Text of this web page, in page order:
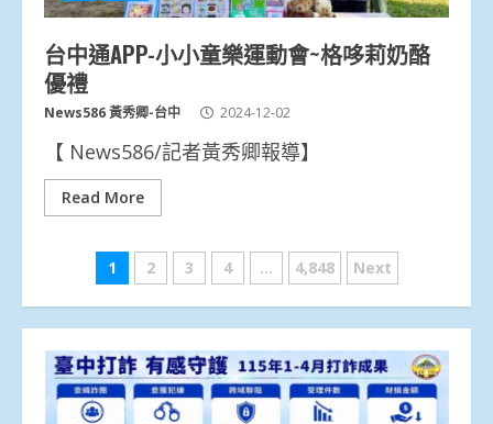
台中通APP-小小童樂運動會~格哆莉奶酪
優禮
News586 黃秀卿-台中 2024-12-02
【 News586/記者黃秀卿報導】
Read More
文
章
分
頁
1 2 3 4 ... 4,848 Next